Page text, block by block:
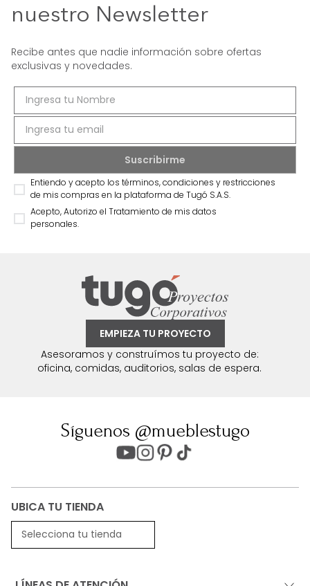
nuestro Newsletter
Recibe antes que nadie información sobre ofertas
exclusivas y novedades.
Entiendo y acepto los términos, condiciones y restricciones
de mis compras en la plataforma de Tugó S.A.S.
Acepto, Autorizo el Tratamiento de mis datos
personales.
EMPIEZA TU PROYECTO
Asesoramos y construímos tu proyecto de:
oficina, comidas, auditorios, salas de espera.
Síguenos @mueblestugo
UBICA TU TIENDA
Selecciona tu tienda